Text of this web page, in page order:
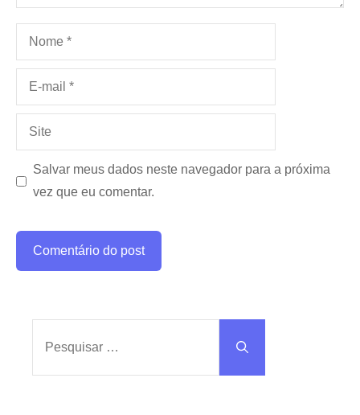
Nome
Site
Salvar meus dados neste navegador para a próxima
vez que eu comentar.
por: